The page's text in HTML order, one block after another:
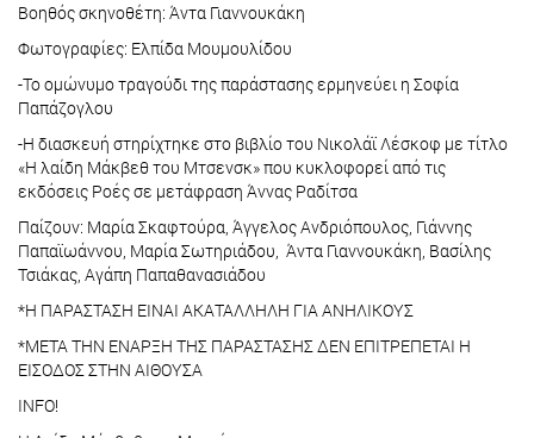
Βοηθός σκηνοθέτη: Άντα Γιαννουκάκη
Φωτογραφίες: Ελπίδα Μουμουλίδου
-Το ομώνυμο τραγούδι της παράστασης ερμηνεύει η Σοφία
Παπάζογλου
-Η διασκευή στηρίχτηκε στο βιβλίο του Νικολάϊ Λέσκοφ με τίτλο
«Η λαίδη Μάκβεθ του Μτσενσκ» που κυκλοφορεί από τις
εκδόσεις Ροές σε μετάφραση Άννας Ραδίτσα
Παίζουν: Μαρία Σκαφτούρα, Άγγελος Ανδριόπουλος, Γιάννης
Παπαϊωάννου, Μαρία Σωτηριάδου, Άντα Γιαννουκάκη, Βασίλης
Τσιάκας, Αγάπη Παπαθανασιάδου
*Η ΠΑΡΑΣΤΑΣΗ ΕΙΝΑΙ ΑΚΑΤΑΛΛΗΛΗ ΓΙΑ ΑΝΗΛΙΚΟΥΣ
*ΜΕΤΑ ΤΗΝ ΕΝΑΡΞΗ ΤΗΣ ΠΑΡΑΣΤΑΣΗΣ ΔΕΝ ΕΠΙΤΡΕΠΕΤΑΙ Η
ΕΙΣΟΔΟΣ ΣΤΗΝ ΑΙΘΟΥΣΑ
INFO!